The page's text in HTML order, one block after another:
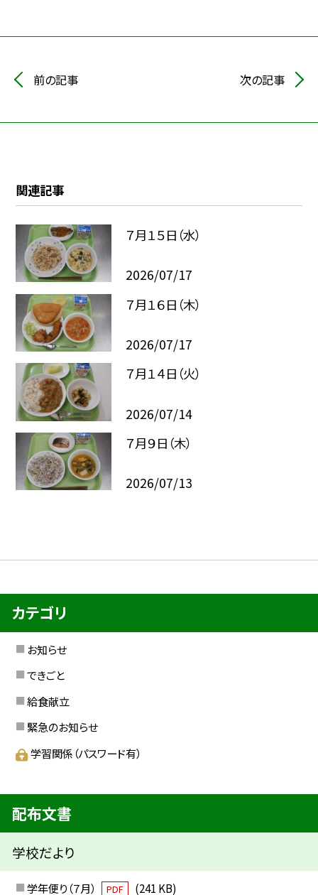
前の記事 次の記事
関連記事
７月１５日（水）
2026/07/17
７月１６日（木）
2026/07/17
７月１４日（火）
2026/07/14
７月９日（木）
2026/07/13
カテゴリ
お知らせ
できごと
給食献立
緊急のお知らせ
学習関係（パスワード有）
配布文書
学校だより
学年便り（７月） PDF (241 KB)